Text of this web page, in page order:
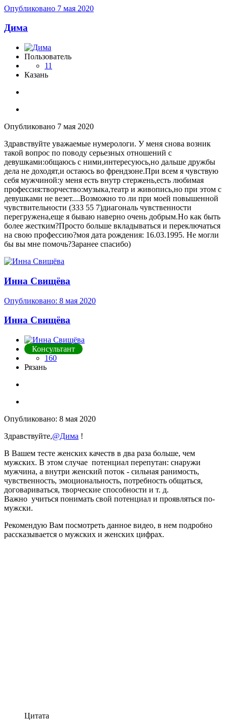
Опубликовано 7 мая 2020
Дима
Пользователь
11
Казань
Опубликовано 7 мая 2020
Здравствуйте уважаемые нумерологи. У меня снова возник
такой вопрос по поводу серьезных отношений с
девушками:общаюсь с ними,интересуюсь,но дальше дружбы
дела не доходят,и остаюсь во френдзоне.При всем я чувствую
себя мужчиной:у меня есть внутр стержень,есть любимая
профессия:творчество:музыка,театр и живопись,но при этом с
девушками не везет....Возможно то ли при моей повышенной
чувствительности (333 55 7)диагональ чувственности
перегружена,еще я бываю наверно очень добрым.Но как быть
более жестким?Просто больше вкладываться и переключаться
на свою профессию?моя дата рождения: 16.03.1995. Не могли
бы вы мне помочь?Заранее спасибо)
Инна Свищёва
Опубликовано: 8 мая 2020
Инна Свищёва
Консультант
160
Рязань
Опубликовано: 8 мая 2020
Здравствуйте,@Дима !
В Вашем тесте женских качеств в два раза больше, чем
мужских. В этом случае потенциал перепутан: снаружи
мужчина, а внутри женский поток - сильная ранимость,
чувственность, эмоциональность, потребность общаться,
договариваться, творческие способности и т. д.
Важно учиться понимать свой потенциал и проявляться по-
мужски.
Рекомендую Вам посмотреть данное видео, в нем подробно
рассказывается о мужских и женских цифрах.
Цитата